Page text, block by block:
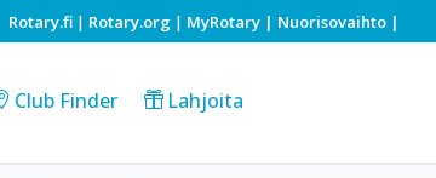
Rotary.fi | Rotary.org | MyRotary | Nuorisovaihto |
Club Finder Lahjoita